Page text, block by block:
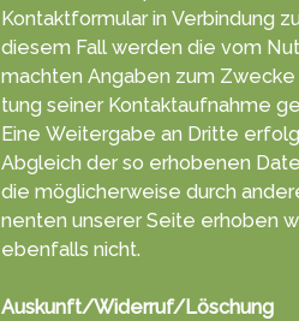
Kontakt­formu­lar in Ver­bin­dung
die­sem Fall werden die vom
machten An­gab­en zum
tung seiner Kontakt­aufnahme
Eine Weiter­gabe an Dritte
Ab­gleich der so erho­benen
die mög­licher­weise durch
nenten unserer Sei­te erhoben
eben­falls nicht.
Auskunft/Widerruf/Löschung